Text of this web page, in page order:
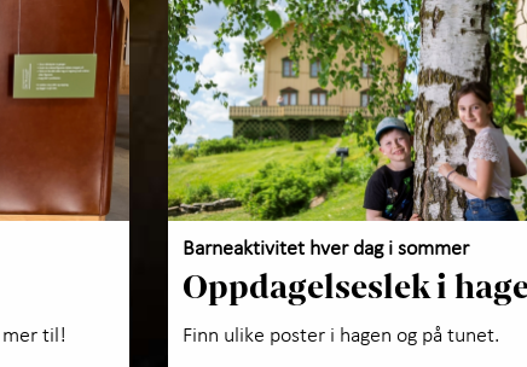
til!
Barneaktivitet hver dag i sommer
Oppdagelseslek i
Finn ulike poster i hagen og på tunet.